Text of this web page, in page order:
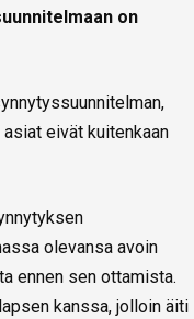
on
eivät kuitenkaan
olevansa avoin
ennen sen ottamista.
kanssa, jolloin äiti